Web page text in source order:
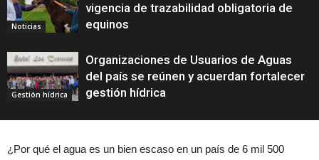
Noticias
vigencia de trazabilidad obligatoria de
equinos
Gestión hídrica
Organizaciones de Usuarios de Aguas
del país se reúnen y acuerdan fortalecer
gestión hídrica
¿Por qué el agua es un bien escaso en un país de 6 mil 500